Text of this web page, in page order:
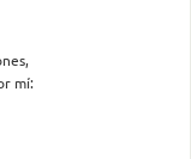
mí: